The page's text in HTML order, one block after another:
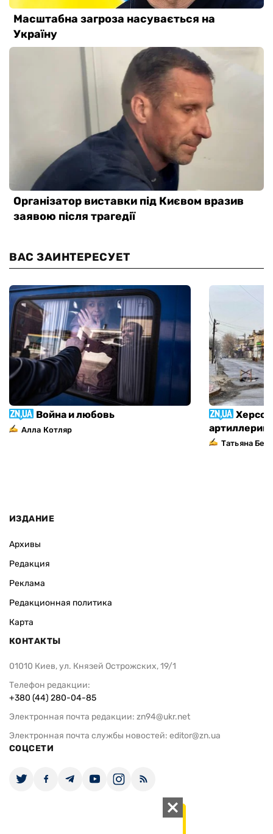
ВАС ЗАИНТЕРЕСУЕТ
Война и любовь
Алла Котляр
Татьяна
ИЗДАНИЕ
Архивы
Редакция
Реклама
Редакционная политика
Карта
КОНТАКТЫ
01010 Киев, ул. Князей Острожских, 19/1
Телефон редакции:
+380 (44) 280-04-85
Электронная почта редакции: zn94@ukr.net
Электронная почта службы новостей: editor@zn.ua
СОЦСЕТИ
ПОДДЕРЖАТЬ ZN.UA